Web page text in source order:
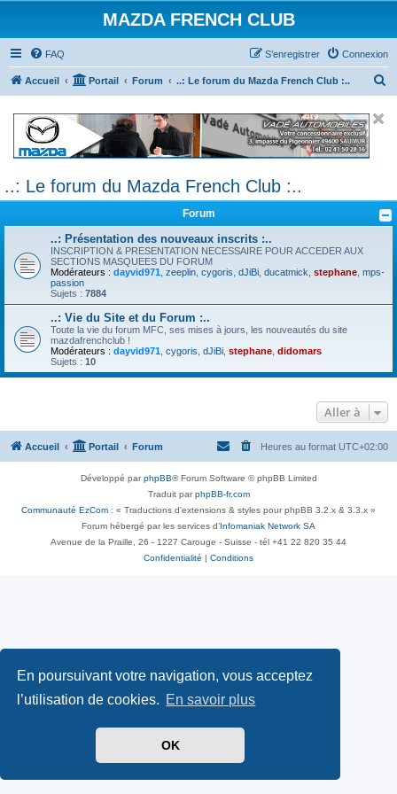
En poursuivant votre navigation, vous acceptez
l’utilisation de cookies. En savoir plus
OK
MAZDA FRENCH CLUB
FAQ Connexion
S’enregistrer
Accueil Portail Forum ..: Le forum du Mazda French Club :..
c
h
..: Le forum du Mazda French Club :..
Forum
..: Présentation des nouveaux inscrits :..
INSCRIPTION & PRESENTATION NECESSAIRE POUR ACCEDER AUX
SECTIONS MASQUEES DU FORUM
Modérateurs : dayvid971 zeeplin cygoris dJiBi ducatmick stephane mps-
passion
Sujets : 7884
..: Vie du Site et du Forum :..
Toute la vie du forum MFC, ses mises à jours, les nouveautés du site
mazdafrenchclub !
Modérateurs : dayvid971 cygoris dJiBi stephane didomars
Sujets : 10
Aller à
Accueil Portail Forum Heures au format UTC+02:00
Développé parphpBB® Forum Software © phpBB Limited
Traduit parphpBB-fr.com
Communauté EzCom : « Traductions d'extensions & styles pour phpBB 3.2.x & 3.3.x »
Forum hébergé par les services d’Infomaniak Network SA
Avenue de la Praille, 26 - 1227 Carouge - Suisse - tél +41 22 820 35 44
Confidentialité | Conditions